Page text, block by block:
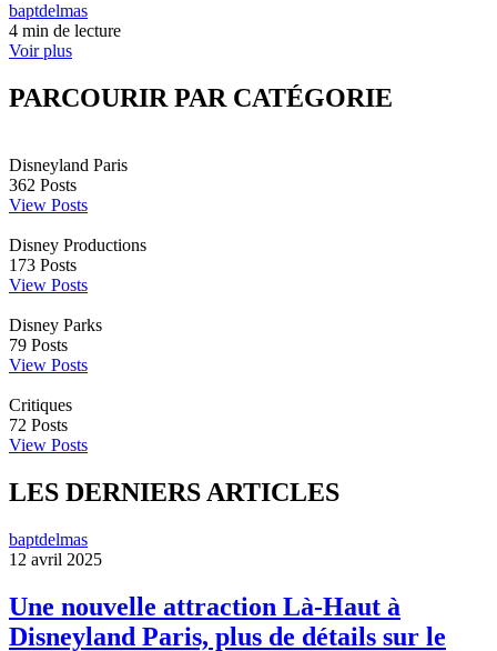
baptdelmas
4 min de lecture
Voir plus
PARCOURIR PAR CATÉGORIE
Disneyland Paris
362 Posts
View Posts
Disney Productions
173 Posts
View Posts
Disney Parks
79 Posts
View Posts
Critiques
72 Posts
View Posts
LES DERNIERS ARTICLES
baptdelmas
12 avril 2025
Une nouvelle attraction Là-Haut à
Disneyland Paris, plus de détails sur le